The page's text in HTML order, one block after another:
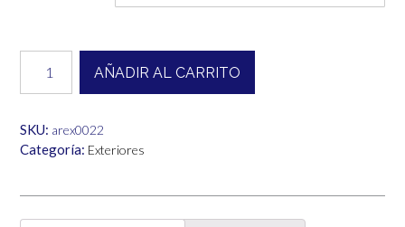
1,00€
hasta
cantidad
AÑADIR AL CARRITO
SKU: arex0022
Categoría: Exteriores